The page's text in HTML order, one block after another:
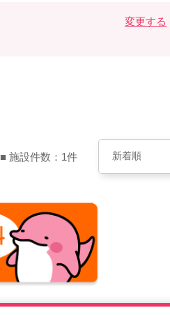
変更する
■ 施設件数：1件